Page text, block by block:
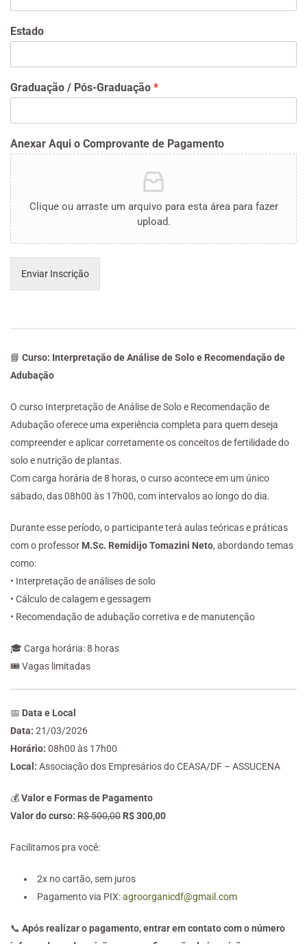
Estado
Graduação / Pós-Graduação *
Anexar Aqui o Comprovante de Pagamento
Clique ou arraste um arquivo para esta área para fazer
upload.
Enviar Inscrição
📘 Curso: Interpretação de Análise de Solo e Recomendação de
Adubação
O curso Interpretação de Análise de Solo e Recomendação de
Adubação oferece uma experiência completa para quem deseja
compreender e aplicar corretamente os conceitos de fertilidade do
solo e nutrição de plantas.
Com carga horária de 8 horas, o curso acontece em um único
sábado, das 08h00 às 17h00, com intervalos ao longo do dia.
Durante esse período, o participante terá aulas teóricas e práticas
com o professor M.Sc. RemidijoTomazini Neto, abordando temas
como:
• Interpretação de análises de solo
• Cálculo de calagem e gessagem
• Recomendação de adubação corretiva e de manutenção
🎓 Carga horária: 8 horas
🎟️ Vagas limitadas
📅 Data e Local
Data: 21/03/2026
Horário: 08h00 às 17h00
Local: Associação dos Empresários do CEASA/DF – ASSUCENA
💰Valor e Formas de Pagamento
Valor do curso: R$ 500,00 R$ 300,00
Facilitamos pra você:
2x no cartão, sem juros
Pagamento via PIX:agroorganicdf@gmail.com
📞 Após realizar o pagamento, entrar em contato com o número